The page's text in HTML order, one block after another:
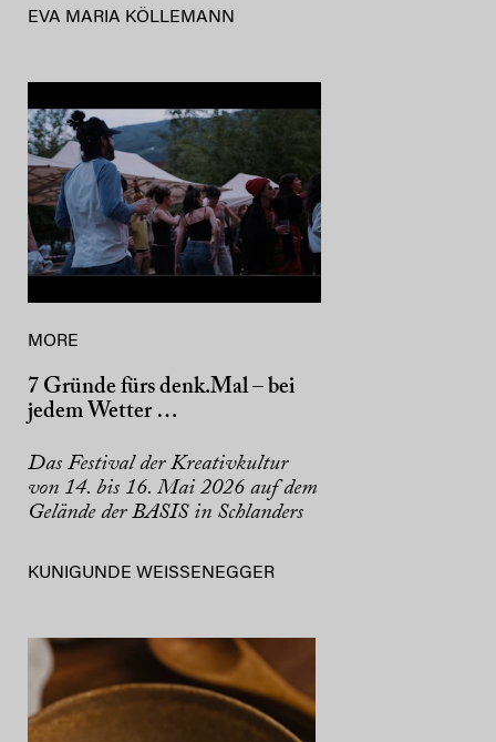
EVA MARIA KÖLLEMANN
MORE
7 Gründe fürs denk.Mal – bei
jedem Wetter …
Das Festival der Kreativkultur
von 14. bis 16. Mai 2026 auf dem
Gelände der BASIS in Schlanders
KUNIGUNDE WEISSENEGGER